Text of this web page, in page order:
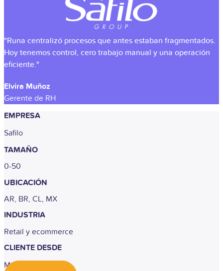
"Runa centralizó procesos que antes estaban fragmentados.
Hoy tenemos control, cero trabajo manual y una operación
eficiente."
Elvira Muñoz
Gerente de RH
EMPRESA
Safilo
TAMAÑO
0-50
UBICACIÓN
AR, BR, CL, MX
INDUSTRIA
Retail y ecommerce
CLIENTE DESDE
Mayo, 2025